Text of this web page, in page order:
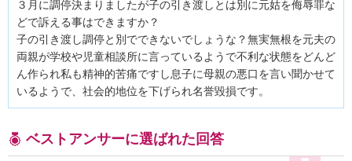
３月に調停決まりましたが子の引き渡しとは別に元姑を侮辱罪な
どで訴える事はできますか？
子の引き渡し調停と別でできないでしょうな？無実無根を元夫の
両親が学校や児童相談所に言っているようで不利な状態をどんど
ん作られ私も精神的苦痛ですし息子に母親の悪口を言い聞かせて
いるようで、社会的地位を下げられ名誉毀損です。
ベストアンサーに選ばれた回答